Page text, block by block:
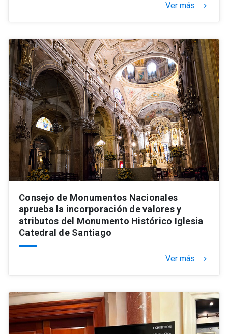
Ver más keyboard_arrow_right
Consejo de Monumentos Nacionales
aprueba la incorporación de valores y
atributos del Monumento Histórico Iglesia
Catedral de Santiago
Ver más keyboard_arrow_right